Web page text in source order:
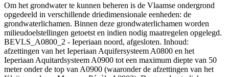
Om het grondwater te kunnen beheren is de Vlaamse ondergrond
opgedeeld in verschillende driedimensionale eenheden: de
grondwaterlichamen. Binnen deze grondwaterlichamen worden
milieudoelstellingen getoetst en indien nodig maatregelen opgelegd.
BEVLS_A0800_2 - Ieperiaan noord, afgesloten. Inhoud:
afzettingen van het Ieperiaan Aquifersysteem A0800 en het
Ieperiaan Aquitardsysteem A0900 tot een maximum diepte van 50
meter onder de top van A0900 (waaronder de afzettingen van het